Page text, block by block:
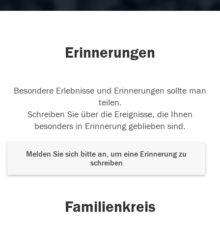
Erinnerungen
Besondere Erlebnisse und Erinnerungen sollte man
teilen.
Schreiben Sie über die Ereignisse, die Ihnen
besonders in Erinnerung geblieben sind.
Melden Sie sich bitte an, um eine Erinnerung zu
schreiben
Familienkreis